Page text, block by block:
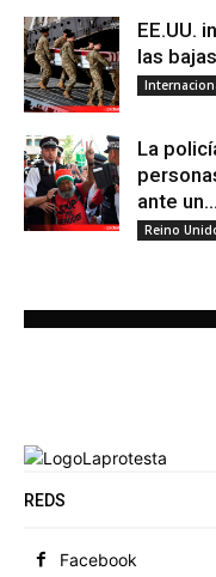
EE.UU.
las
La
ante un...
Reino
REDS
Facebook